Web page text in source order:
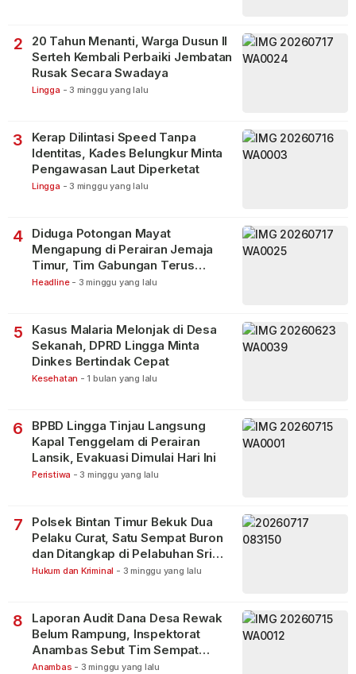
2
20 Tahun Menanti, Warga Dusun II
Serteh Kembali Perbaiki Jembatan
Rusak Secara Swadaya
Lingga - 3 minggu yang lalu
3
Kerap Dilintasi Speed Tanpa
Identitas, Kades Belungkur Minta
Pengawasan Laut Diperketat
Lingga - 3 minggu yang lalu
4
Diduga Potongan Mayat
Mengapung di Perairan Jemaja
Timur, Tim Gabungan Terus
Lakukan Pencarian
Headline - 3 minggu yang lalu
5
Kasus Malaria Melonjak di Desa
Sekanah, DPRD Lingga Minta
Dinkes Bertindak Cepat
Kesehatan - 1 bulan yang lalu
6
BPBD Lingga Tinjau Langsung
Kapal Tenggelam di Perairan
Lansik, Evakuasi Dimulai Hari Ini
Peristiwa - 3 minggu yang lalu
7
Polsek Bintan Timur Bekuk Dua
Pelaku Curat, Satu Sempat Buron
dan Ditangkap di Pelabuhan Sri
Bintan Pura
Hukum dan Kriminal - 3 minggu yang lalu
8
Laporan Audit Dana Desa Rewak
Belum Rampung, Inspektorat
Anambas Sebut Tim Sempat
Terbagi Tangani Kasus Lain
Anambas - 3 minggu yang lalu